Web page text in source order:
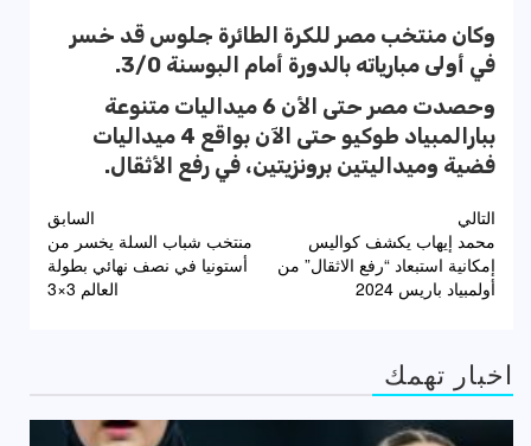
وكان منتخب مصر للكرة الطائرة جلوس قد خسر
في أولى مبارياته بالدورة أمام البوسنة 3/0.
وحصدت مصر حتى الأن 6 ميداليات متنوعة
ببارالمبياد طوكيو حتى الآن بواقع 4 ميداليات
فضية وميداليتين برونزيتين، في رفع الأثقال.
تصفّح
المقالات
السابق
منتخب شباب السلة يخسر من
أستونيا في نصف نهائي بطولة
العالم 3×3
التالي
محمد إيهاب يكشف كواليس
إمكانية استبعاد “رفع الاثقال” من
أولمبياد باريس 2024
اخبار تهمك